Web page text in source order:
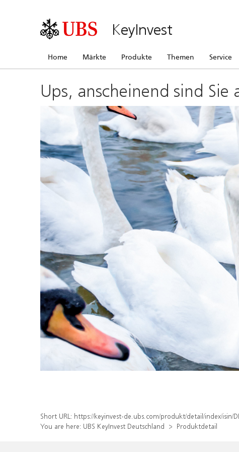
KeyInvest
Home Märkte Produkte Themen Service
Ups, anscheinend sind
Short URL: https://keyinvest-de.ubs.com/produkt/detail/index/isin/
You are here: UBS KeyInvest Deutschland Produktdetail